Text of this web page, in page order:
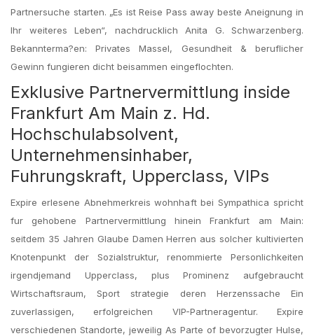
Partnersuche starten. „Es ist Reise Pass away beste Aneignung in
Ihr weiteres Leben“, nachdrucklich Anita G. Schwarzenberg.
Bekannterma?en: Privates Massel, Gesundheit & beruflicher
Gewinn fungieren dicht beisammen eingeflochten.
Exklusive Partnervermittlung inside
Frankfurt Am Main z. Hd.
Hochschulabsolvent,
Unternehmensinhaber,
Fuhrungskraft, Upperclass, VIPs
Expire erlesene Abnehmerkreis wohnhaft bei Sympathica spricht
fur gehobene Partnervermittlung hinein Frankfurt am Main:
seitdem 35 Jahren Glaube Damen Herren aus solcher kultivierten
Knotenpunkt der Sozialstruktur, renommierte Personlichkeiten
irgendjemand Upperclass, plus Prominenz aufgebraucht
Wirtschaftsraum, Sport strategie deren Herzenssache Ein
zuverlassigen, erfolgreichen VIP-Partneragentur. Expire
verschiedenen Standorte, jeweilig As Parte of bevorzugter Hulse,